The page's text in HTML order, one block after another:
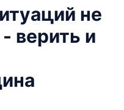
не
верить и